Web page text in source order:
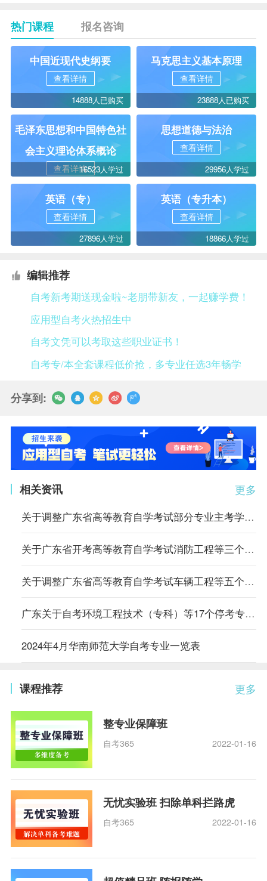
热门课程 报名咨询
中国近现代史纲要
查看详情
14888人已购买
马克思主义基本原理
查看详情
23888人已购买
毛泽东思想和中国特色社
会主义理论体系概论
查看详情16523人学过
思想道德与法治
查看详情
29956人学过
英语（专）
查看详情
27896人学过
英语（专升本）
查看详情
18866人学过
编辑推荐
自考新考期送现金啦~老朋带新友，一起赚学费！
应用型自考火热招生中
自考文凭可以考取这些职业证书！
自考专/本全套课程低价抢，多专业任选3年畅学
分享到:
更多
相关资讯
关于调整广东省高等教育自学考试部分专业主考学校的通知
关于广东省开考高等教育自学考试消防工程等三个专业的通知
关于调整广东省高等教育自学考试车辆工程等五个专业主考学校的通知
广东关于自考环境工程技术（专科）等17个停考专业毕业办理时间的通告
2024年4月华南师范大学自考专业一览表
更多
课程推荐
整专业保障班
自考365 2022-01-16
无忧实验班 扫除单科拦路虎
自考365 2022-01-16